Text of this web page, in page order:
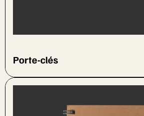
Porte-clés